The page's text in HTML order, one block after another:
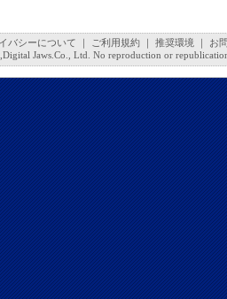
バシーについて ご利用規約 推奨環境
お
Jaws.Co., Ltd. No reproduction or